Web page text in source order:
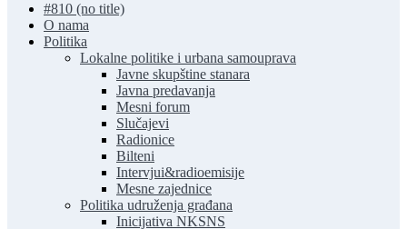
#810 (no title)
O nama
Politika
Lokalne politike i urbana samouprava
Javne skupštine stanara
Javna predavanja
Mesni forum
Slučajevi
Radionice
Bilteni
Intervjui&radioemisije
Mesne zajednice
Politika udruženja građana
Inicijativa NKSNS